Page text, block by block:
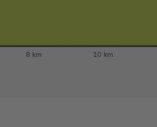
8 km 10 km